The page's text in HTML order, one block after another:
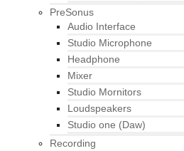
PreSonus
Audio Interface
Studio Microphone
Headphone
Mixer
Studio Mornitors
Loudspeakers
Studio one (Daw)
Recording